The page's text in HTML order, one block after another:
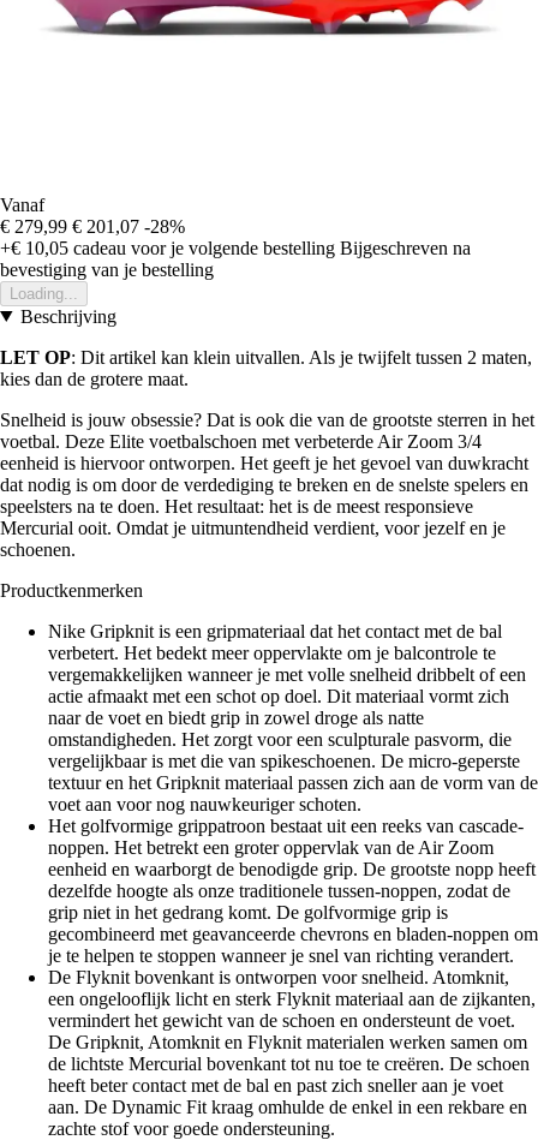
Vanaf
€ 279,99 € 201,07 -28%
+€ 10,05 cadeau voor je volgende bestelling Bijgeschreven na
bevestiging van je bestelling
Loading...
Beschrijving
LET OP: Dit artikel kan klein uitvallen. Als je twijfelt tussen 2 maten,
kies dan de grotere maat.
Snelheid is jouw obsessie? Dat is ook die van de grootste sterren in het
voetbal. Deze Elite voetbalschoen met verbeterde Air Zoom 3/4
eenheid is hiervoor ontworpen. Het geeft je het gevoel van duwkracht
dat nodig is om door de verdediging te breken en de snelste spelers en
speelsters na te doen. Het resultaat: het is de meest responsieve
Mercurial ooit. Omdat je uitmuntendheid verdient, voor jezelf en je
schoenen.
Productkenmerken
Nike Gripknit is een gripmateriaal dat het contact met de bal
verbetert. Het bedekt meer oppervlakte om je balcontrole te
vergemakkelijken wanneer je met volle snelheid dribbelt of een
actie afmaakt met een schot op doel. Dit materiaal vormt zich
naar de voet en biedt grip in zowel droge als natte
omstandigheden. Het zorgt voor een sculpturale pasvorm, die
vergelijkbaar is met die van spikeschoenen. De micro-geperste
textuur en het Gripknit materiaal passen zich aan de vorm van de
voet aan voor nog nauwkeuriger schoten.
Het golfvormige grippatroon bestaat uit een reeks van cascade-
noppen. Het betrekt een groter oppervlak van de Air Zoom
eenheid en waarborgt de benodigde grip. De grootste nopp heeft
dezelfde hoogte als onze traditionele tussen-noppen, zodat de
grip niet in het gedrang komt. De golfvormige grip is
gecombineerd met geavanceerde chevrons en bladen-noppen om
je te helpen te stoppen wanneer je snel van richting verandert.
De Flyknit bovenkant is ontworpen voor snelheid. Atomknit,
een ongelooflijk licht en sterk Flyknit materiaal aan de zijkanten,
vermindert het gewicht van de schoen en ondersteunt de voet.
De Gripknit, Atomknit en Flyknit materialen werken samen om
de lichtste Mercurial bovenkant tot nu toe te creëren. De schoen
heeft beter contact met de bal en past zich sneller aan je voet
aan. De Dynamic Fit kraag omhulde de enkel in een rekbare en
zachte stof voor goede ondersteuning.